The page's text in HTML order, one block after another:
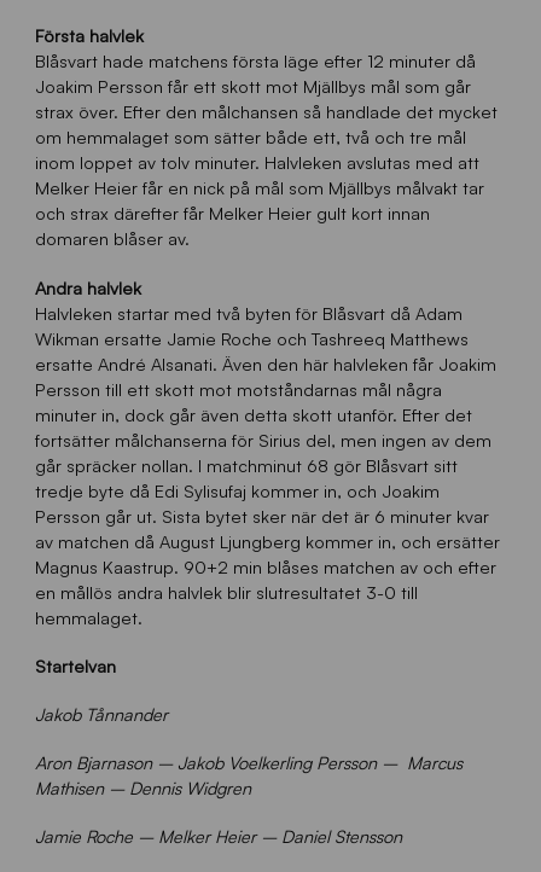
Första halvlek
Blåsvart hade matchens första läge efter 12 minuter då
Joakim Persson får ett skott mot Mjällbys mål som går
strax över. Efter den målchansen så handlade det mycket
om hemmalaget som sätter både ett, två och tre mål
inom loppet av tolv minuter. Halvleken avslutas med att
Melker Heier får en nick på mål som Mjällbys målvakt tar
och strax därefter får Melker Heier gult kort innan
domaren blåser av.
Andra halvlek
Halvleken startar med två byten för Blåsvart då Adam
Wikman ersatte Jamie Roche och Tashreeq Matthews
ersatte André Alsanati. Även den här halvleken får Joakim
Persson till ett skott mot motståndarnas mål några
minuter in, dock går även detta skott utanför. Efter det
fortsätter målchanserna för Sirius del, men ingen av dem
går spräcker nollan. I matchminut 68 gör Blåsvart sitt
tredje byte då Edi Sylisufaj kommer in, och Joakim
Persson går ut. Sista bytet sker när det är 6 minuter kvar
av matchen då August Ljungberg kommer in, och ersätter
Magnus Kaastrup. 90+2 min blåses matchen av och efter
en mållös andra halvlek blir slutresultatet 3-0 till
hemmalaget.
Startelvan
Jakob Tånnander
Aron Bjarnason – Jakob Voelkerling Persson – Marcus
Mathisen – Dennis Widgren
Jamie Roche – Melker Heier – Daniel Stensson